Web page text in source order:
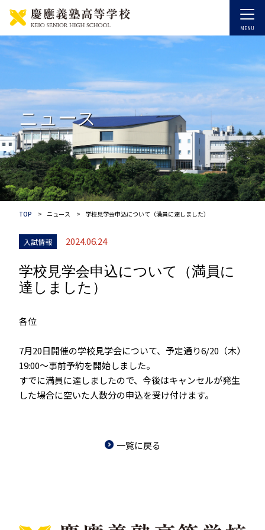
ニュース
TOP ニュース 学校見学会申込について（満員に達しました）
入試情報 2024.06.24
学校見学会申込について（満員に
達しました）
各位
7月20日開催の学校見学会について、予定通り6/20（木）
19:00～事前予約を開始しました。
すでに満員に達しましたので、今後はキャンセルが発生
した場合に空いた人数分の申込を受け付けます。
一覧に戻る